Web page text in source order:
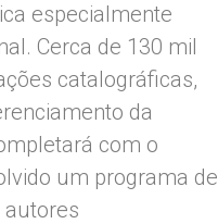
especialmente
Cerca de 130 mil
catalográficas,
da
com o
um programa de
autores